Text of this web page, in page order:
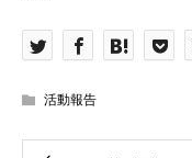
活動報告